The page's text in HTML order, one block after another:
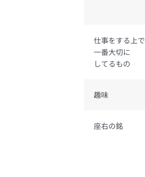
仕事をする上で
一番大切に
してるもの
趣味
座右の銘